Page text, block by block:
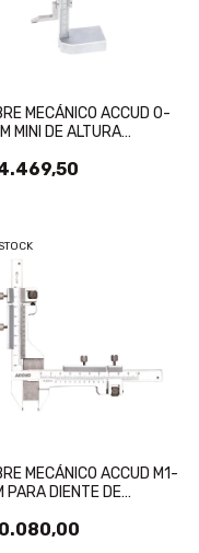
MECÁNICO ACCUD 0-
MINI DE ALTURA
MECÁNICO ACCUD M1-
PARA DIENTE DE